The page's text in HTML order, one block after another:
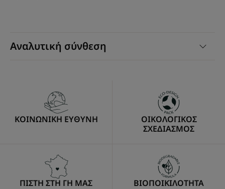
Αναλυτική σύνθεση
ΚΟΙΝΩΝΙΚΗ ΕΥΘΥΝΗ
ΟΙΚΟΛΟΓΙΚΟΣ
ΣΧΕΔΙΑΣΜΟΣ
ΠΙΣΤΗ ΣΤΗ ΓΗ ΜΑΣ ΒΙΟΠΟΙΚΙΛΟΤΗΤΑ